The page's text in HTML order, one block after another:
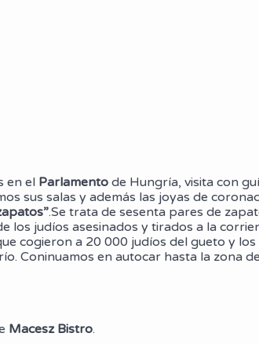
en el Parlamento de Hungría, visita con
sus salas y además las joyas de
.Se trata de sesenta pares de
los judíos asesinados y tirados a la
cogieron a 20 000 judíos del gueto y
Coninuamos en autocar hasta la zona
Macesz Bistro.